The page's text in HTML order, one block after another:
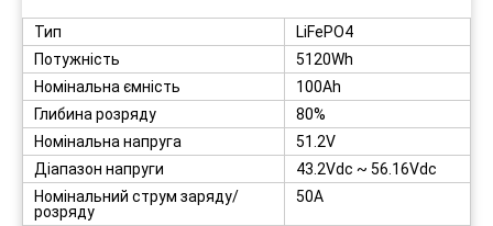
Тип
LiFePO4
Потужність
5120Wh
Номінальна ємність
100Ah
Глибина розряду
80%
Номінальна напруга
51.2V
Діапазон напруги
43.2Vdc ~ 56.16Vdc
Номінальний струм заряду/
розряду
50A